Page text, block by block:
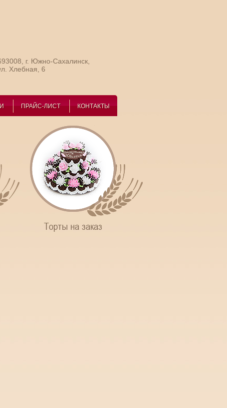
г. Южно-Сахалинск,
Хлебная, 6
ПРАЙС-ЛИСТ КОНТАКТЫ
Торты на заказ